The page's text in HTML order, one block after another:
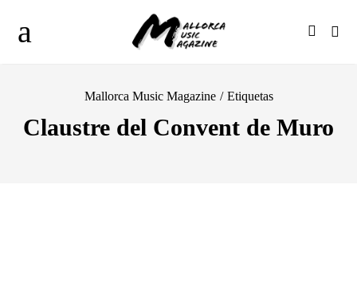
Mallorca Music Magazine / Etiquetas
Claustre del Convent de Muro